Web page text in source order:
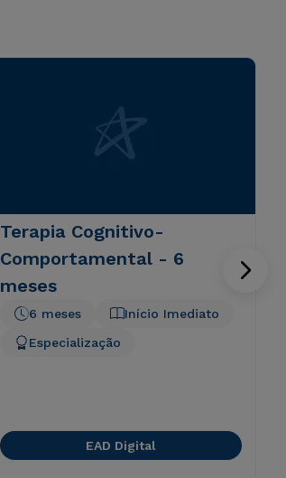
Terapia Cognitivo-
Comportamental - 6
meses
Início Imediato
6 meses
Especialização
EAD Digital